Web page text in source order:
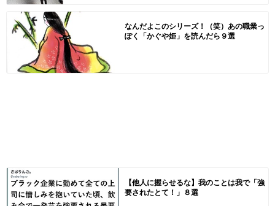
なんだよこのシリーズ！（笑）あの職業っ
ぽく「かぐや姫」を読んだら９選
【他人に握らせるな】我のことは我で「強
要されたとて！」８選